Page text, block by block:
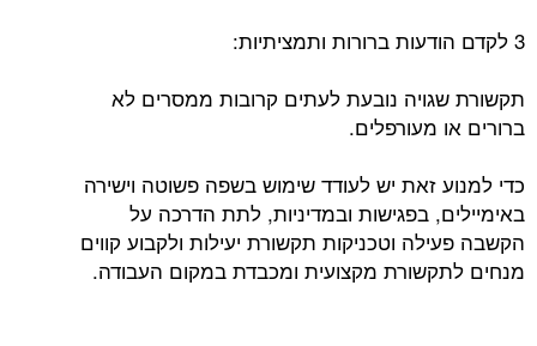
3 לקדם הודעות ברורות ותמציתיות:
תקשורת שגויה נובעת לעתים קרובות ממסרים לא
ברורים או מעורפלים.
כדי למנוע זאת יש לעודד שימוש בשפה פשוטה וישירה
באימיילים, בפגישות ובמדיניות, לתת הדרכה על
הקשבה פעילה וטכניקות תקשורת יעילות ולקבוע קווים
מנחים לתקשורת מקצועית ומכבדת במקום העבודה.